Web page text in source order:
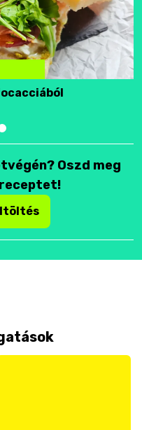
Oszd meg